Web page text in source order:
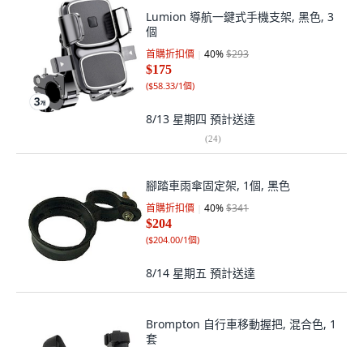
Lumion 導航一鍵式手機支架, 黑色, 3
個
首購折扣價 40%$293
$175
($58.33/1個)
8/13 星期四 預計送達
(24)
腳踏車雨傘固定架, 1個, 黑色
首購折扣價 40%$341
$204
($204.00/1個)
8/14 星期五 預計送達
Brompton 自行車移動握把, 混合色, 1
套